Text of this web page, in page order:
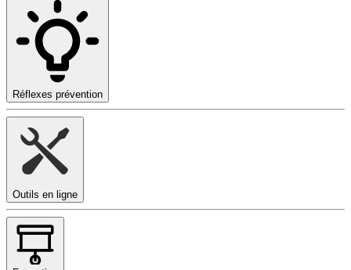
Réflexes prévention
Outils en ligne